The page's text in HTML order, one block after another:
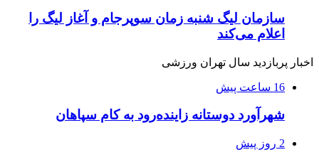
سازمان لیگ شنبه زمان سوپرجام و آغاز لیگ را
اعلام می‌کند
اخبار پربازدید سال تهران ورزشی
16 ساعت پیش
شهرآورد دوستانه زاینده‌رود به کام سپاهان
2 روز پیش